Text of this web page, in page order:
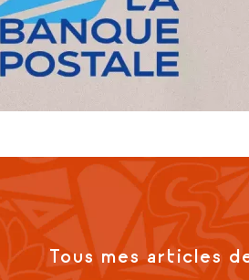
Tous mes articles